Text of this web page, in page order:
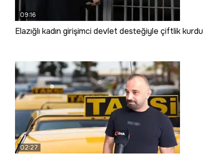
09:16
Elazığlı kadın girişimci devlet desteğiyle çiftlik kurdu
02:27